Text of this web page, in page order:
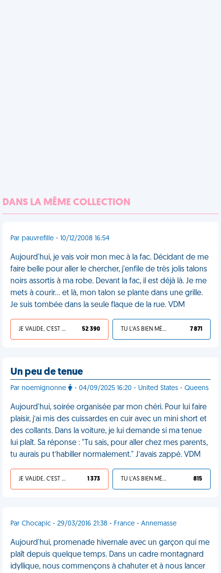
DANS LA MÊME COLLECTION
Par pauvrefille - 10/12/2008 16:54
Aujourd'hui, je vais voir mon mec à la fac. Décidant de me
faire belle pour aller le chercher, j'enfile de très jolis talons
noirs assortis à ma robe. Devant la fac, il est déjà là. Je me
mets à courir... et là, mon talon se plante dans une grille.
Je suis tombée dans la seule flaque de la rue. VDM
JE VALIDE, C'EST UNE VDM 52 390 TU L'AS BIEN MÉRITÉ 7 871
Un peu de tenue
Par noemignonne - 04/09/2025 16:20 - United States - Queens
Aujourd'hui, soirée organisée par mon chéri. Pour lui faire
plaisir, j’ai mis des cuissardes en cuir avec un mini short et
des collants. Dans la voiture, je lui demande si ma tenue
lui plaît. Sa réponse : "Tu sais, pour aller chez mes parents,
tu aurais pu t’habiller normalement." J’avais zappé. VDM
JE VALIDE, C'EST UNE VDM 1 373 TU L'AS BIEN MÉRITÉ 815
Par Chocapic - 29/03/2016 21:38 - France - Annemasse
Aujourd'hui, promenade hivernale avec un garçon qui me
plaît depuis quelque temps. Dans un cadre montagnard
idyllique, nous commençons à chahuter et à nous lancer